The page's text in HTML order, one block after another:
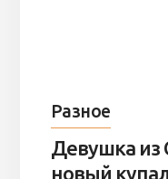
Разное
Девушка из
новый